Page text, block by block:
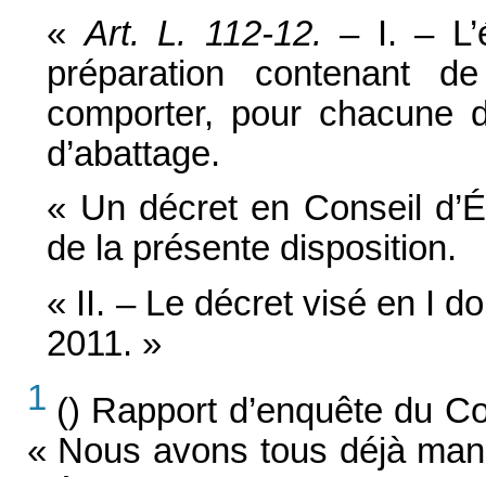
«Art. L. 112-12. – I. –
préparation contenant
comporter, pour chacune
d’abattage.
« Un décret en Conseil d’
de la présente disposition.
« II. – Le décret visé en I
2011. »
1 () Rapport d’enquête du
« Nous avons tous déjà